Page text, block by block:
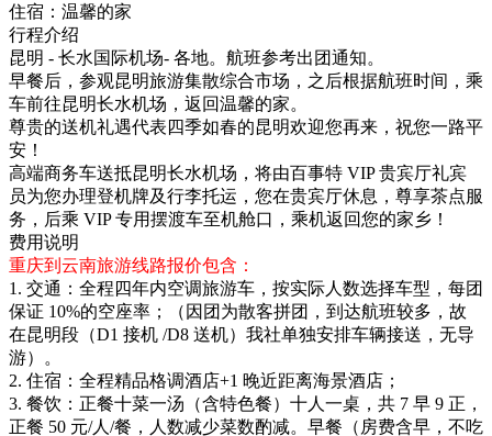
住宿： 温馨的家
行程介绍
昆明 - 长水国际机场- 各地。航班参考出团通知。
早餐后，参观昆明旅游集散综合市场，之后根据航班时间，乘
车前往昆明长水机场，返回温馨的家。
尊贵的送机礼遇代表四季如春的昆明欢迎您再来，祝您一路平
安！
高端商务车送抵昆明长水机场，将由百事特 VIP 贵宾厅礼宾
员为您办理登机牌及行李托运，您在贵宾厅休息，尊享茶点服
务，后乘 VIP 专用摆渡车至机舱口，乘机返回您的家乡！
费用说明
重庆到云南旅游线路报价包含：
1. 交通：全程四年内空调旅游车，按实际人数选择车型，每团
保证 10%的空座率；（因团为散客拼团，到达航班较多，故
在昆明段（D1 接机 /D8 送机）我社单独安排车辆接送，无导
游）。
2. 住宿：全程精品格调酒店+1 晚近距离海景酒店；
3. 餐饮：正餐十菜一汤（含特色餐）十人一桌，共 7 早 9 正，
正餐 50 元/人/餐，人数减少菜数酌减。早餐（房费含早，不吃